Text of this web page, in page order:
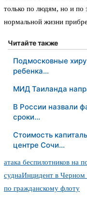
только по людям, но и по
нормальной жизни
Читайте также
Подмосковные
ребенка…
МИД Таиланда
В России назвали
сроки…
Стоимость
центре Сочи…
атака беспилотников на
суднаИнцидент в Черном
по гражданскому флоту